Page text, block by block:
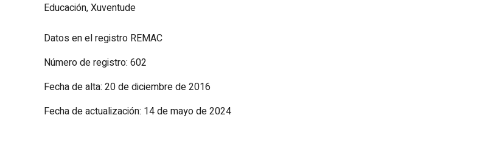
Educación,Xuventude
Datos en el registro REMAC
Número de registro: 602
Fecha de alta: 20 de diciembre de 2016
Fecha de actualización: 14 de mayo de 2024